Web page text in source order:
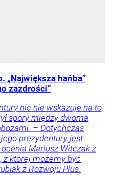
„Największa hańba”
zazdrości”
nic nie wskazuje na to,
spory między dwoma
– Dotychczas
prezydentury jest
Mariusz Witczak z
z której możemy być
z Rozwoju Plus.